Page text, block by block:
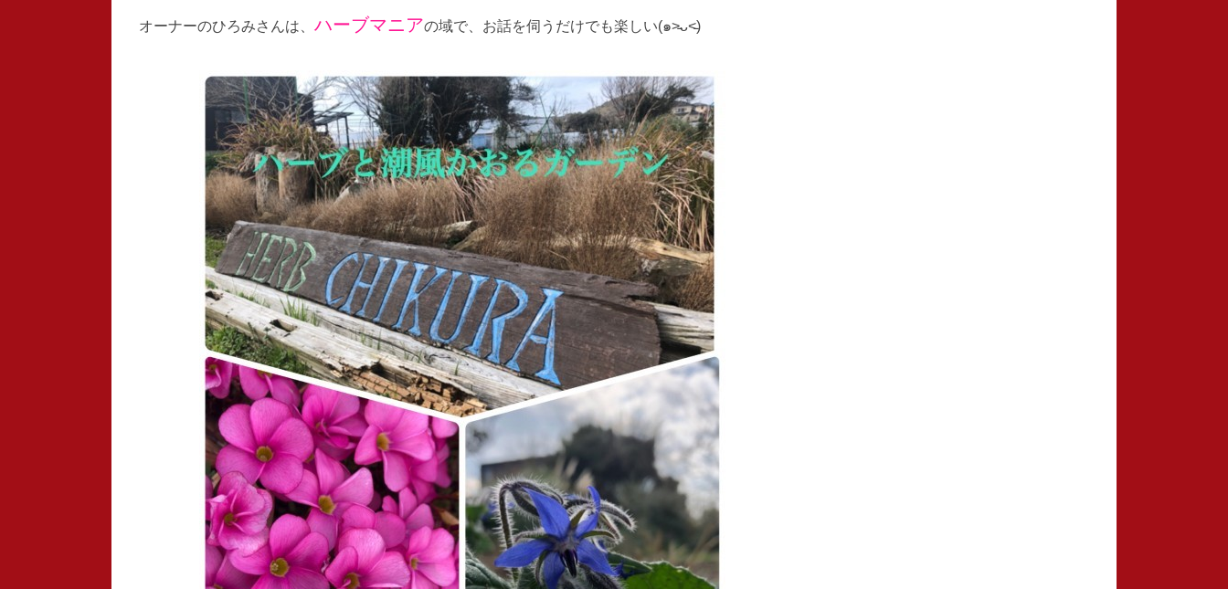
オーナーのひろみさんは、 ハーブマニアの域で、お話を伺うだけでも楽しい(๑˃̵ᴗ˂̵)